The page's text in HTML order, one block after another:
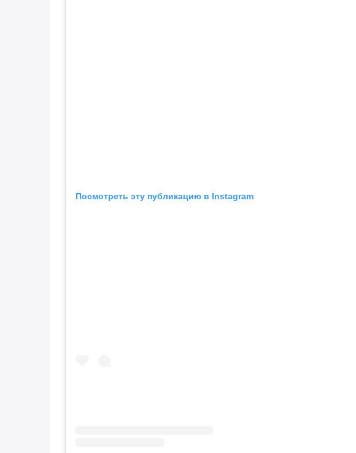
Посмотреть эту публикацию в Instagram